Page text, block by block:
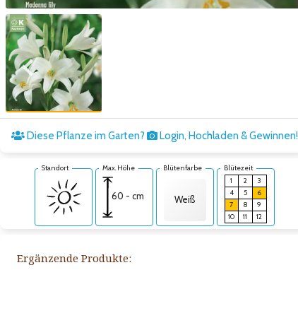
Zum vorigen Bild
Diese Pflanze im Garten? Login, Hochladen & Gewinnen!
Standort Max. Höhe
60 - cm
Blütenfarbe
Weiß
Blütezeit
1
2
3
4
5
6
7
8
9
10
11 12
Ergänzende Produkte: